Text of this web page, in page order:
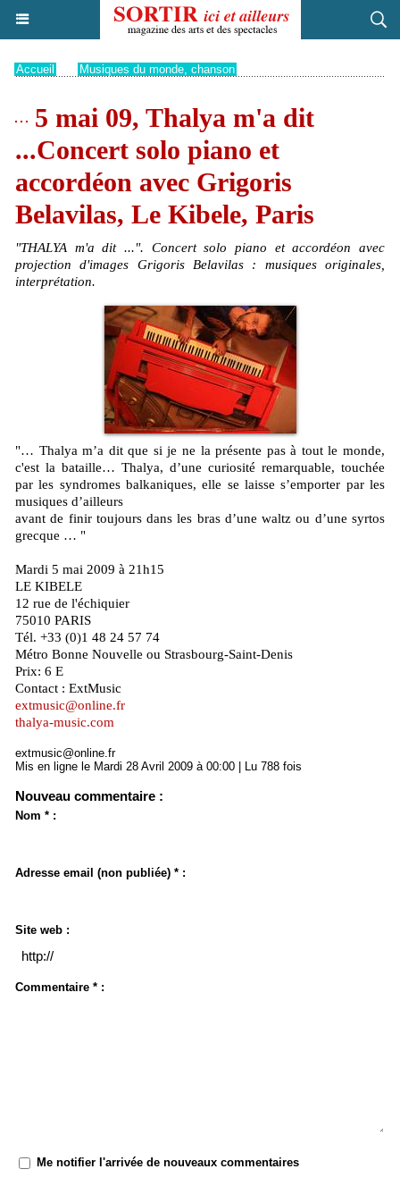
Accueil Musiques du monde, chanson
5 mai 09, Thalya m'a dit
...Concert solo piano et
accordéon avec Grigoris
Belavilas, Le Kibele, Paris
"THALYA m'a dit ...". Concert solo piano et accordéon avec
projection d'images Grigoris Belavilas : musiques originales,
interprétation.
"… Thalya m’a dit que si je ne la présente pas à tout le monde,
c'est la bataille… Thalya, d’une curiosité remarquable, touchée
par les syndromes balkaniques, elle se laisse s’emporter par les
musiques d’ailleurs
avant de finir toujours dans les bras d’une waltz ou d’une syrtos
grecque … "
Mardi 5 mai 2009 à 21h15
LE KIBELE
12 rue de l'échiquier
75010 PARIS
Tél. +33 (0)1 48 24 57 74
Métro Bonne Nouvelle ou Strasbourg-Saint-Denis
Prix: 6 E
Contact : ExtMusic
extmusic@online.fr
thalya-music.com
extmusic@online.fr
Mis en ligne le Mardi 28 Avril 2009 à 00:00 | Lu 788 fois
Nouveau commentaire :
Nom * :
Adresse email (non publiée) * :
Site web :
Commentaire * :
Me notifier l'arrivée de nouveaux commentaires